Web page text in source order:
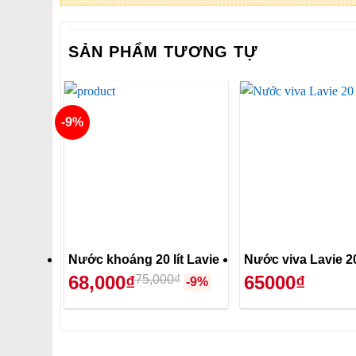
SẢN PHẨM TƯƠNG TỰ
-9%
Nước khoáng 20 lít Lavie
68,000₫75,000₫ -9%
Nước viva Lavie
65000₫